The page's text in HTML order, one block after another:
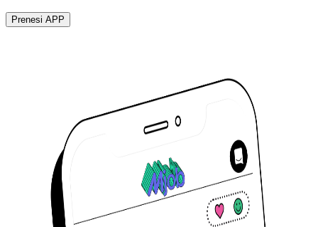
Prenesi APP